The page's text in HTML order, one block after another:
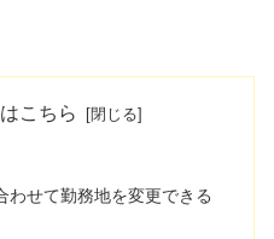
こちら
わせて勤務地を変更できる